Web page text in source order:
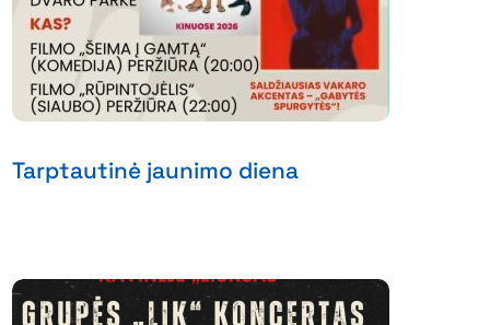
Tarptautinė jaunimo diena